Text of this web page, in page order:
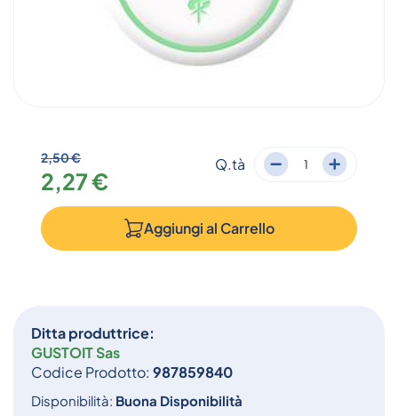
Ditta produttrice:
GUSTOIT Sas
Codice Prodotto: 987859840
Disponibilità: Buona Disponibilità
2,50 €
2,27 €
Q.tà
Aggiungi al Carrello